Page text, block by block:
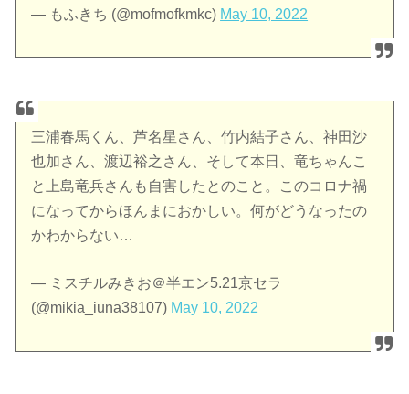
— もふきち (@mofmofkmkc) May 10, 2022
三浦春馬くん、芦名星さん、竹内結子さん、神田沙
也加さん、渡辺裕之さん、そして本日、竜ちゃんこ
と上島竜兵さんも自害したとのこと。このコロナ禍
になってからほんまにおかしい。何がどうなったの
かわからない…
— ミスチルみきお＠半エン5.21京セラ
(@mikia_iuna38107) May 10, 2022